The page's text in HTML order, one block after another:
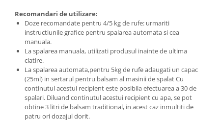
Recomandari de utilizare:
Doze recomandate pentru 4/5 kg de rufe: urmariti
instructiunile grafice pentru spalarea automata si cea
manuala.
La spalarea manuala, utilizati produsul inainte de ultima
clatire.
La spalarea automata,pentru 5kg de rufe adaugati un capac
(25ml) in sertarul pentru balsam al masinii de spalat Cu
continutul acestui recipient este posibila efectuarea a 30 de
spalari. Diluand continutul acestui recipient cu apa, se pot
obtine 3 litri de balsam traditional, in acest caz inmultiti de
patru ori dozajul dorit.